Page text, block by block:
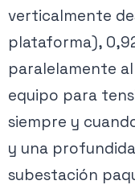
verticalmente
plataforma),
paralelamente
equipo para
siempre y
y una
subestación